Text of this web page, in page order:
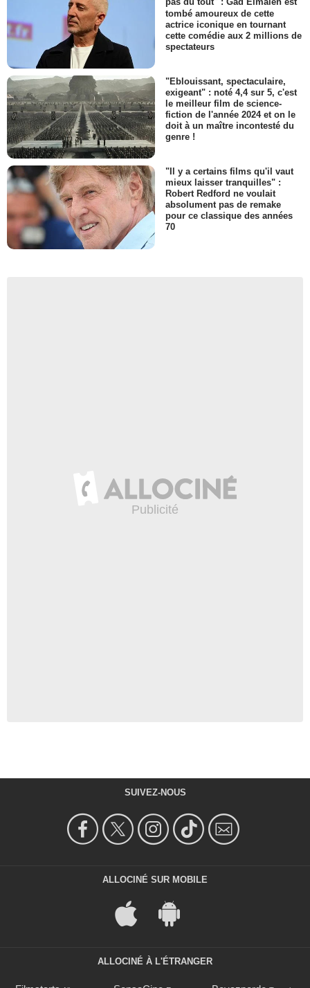
pas du tout" : Gad Elmaleh est
tombé amoureux de cette
actrice iconique en tournant
cette comédie aux 2 millions de
spectateurs
"Eblouissant, spectaculaire,
exigeant" : noté 4,4 sur 5, c'est
le meilleur film de science-
fiction de l'année 2024 et on le
doit à un maître incontesté du
genre !
"Il y a certains films qu'il vaut
mieux laisser tranquilles" :
Robert Redford ne voulait
absolument pas de remake
pour ce classique des années
70
SUIVEZ-NOUS
ALLOCINÉ SUR MOBILE
ALLOCINÉ À L'ÉTRANGER